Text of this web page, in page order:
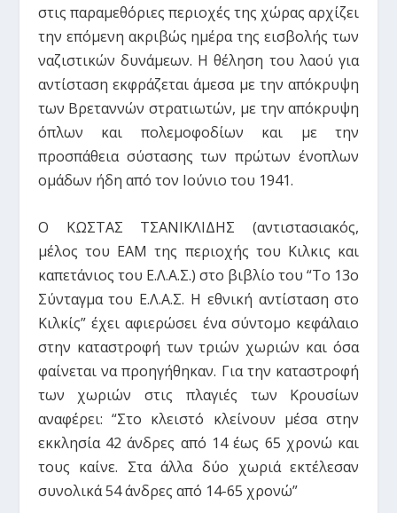
στις παραμεθόριες περιοχές της χώρας αρχίζει
την επόμενη ακριβώς ημέρα της εισβολής των
ναζιστικών δυνάμεων. Η θέληση του λαού για
αντίσταση εκφράζεται άμεσα με την απόκρυψη
των Βρεταννών στρατιωτών, με την απόκρυψη
όπλων και πολεμοφοδίων και με την
προσπάθεια σύστασης των πρώτων ένοπλων
ομάδων ήδη από τον Ιούνιο του 1941.
Ο ΚΩΣΤΑΣ ΤΣΑΝΙΚΛΙΔΗΣ (αντιστασιακός,
μέλος του ΕΑΜ της περιοχής του Κιλκις και
καπετάνιος του Ε.Λ.Α.Σ.) στο βιβλίο του “Το 13ο
Σύνταγμα του Ε.Λ.Α.Σ. Η εθνική αντίσταση στο
Κιλκίς” έχει αφιερώσει ένα σύντομο κεφάλαιο
στην καταστροφή των τριών χωριών και όσα
φαίνεται να προηγήθηκαν. Για την καταστροφή
των χωριών στις πλαγιές των Κρουσίων
αναφέρει: “Στο κλειστό κλείνουν μέσα στην
εκκλησία 42 άνδρες από 14 έως 65 χρονώ και
τους καίνε. Στα άλλα δύο χωριά εκτέλεσαν
συνολικά 54 άνδρες από 14-65 χρονώ”